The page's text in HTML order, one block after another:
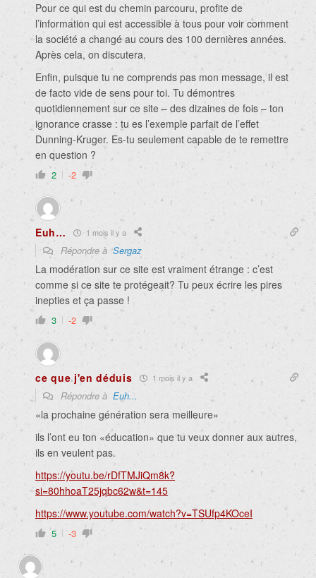
Pour ce qui est du chemin parcouru, profite de
l’information qui est accessible à tous pour voir comment
la société a changé au cours des 100 dernières années.
Après cela, on discutera.
Enfin, puisque tu ne comprends pas mon message, il est
de facto vide de sens pour toi. Tu démontres
quotidiennement sur ce site – des dizaines de fois – ton
ignorance crasse : tu es l’exemple parfait de l’effet
Dunning-Kruger. Es-tu seulement capable de te remettre
en question ?
2 -2
Euh… 1 mois il y a
Répondre àSergaz
La modération sur ce site est vraiment étrange : c’est
comme si ce site te protégeait? Tu peux écrire les pires
inepties et ça passe !
3 -2
ce que j'en déduis 1 mois il y a
Répondre à Euh...
«la prochaine génération sera meilleure»
ils l’ont eu ton «éducation» que tu veux donner aux autres,
ils en veulent pas.
https://youtu.be/rDfTMJiQm8k?
si=80hhoaT25jqbc62w&t=145
https://www.youtube.com/watch?v=TSUfp4KOceI
5 -3